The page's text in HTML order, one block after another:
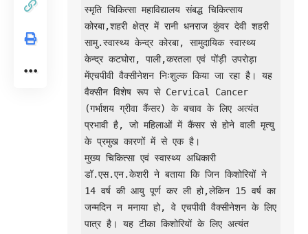
स्मृति चिकित्सा महाविद्यालय संबद्ध चिकित्साय
कोरबा,शहरी क्षेत्र में रानी धनराज कुंवर देवी शहरी
सामु.स्वास्थ्य केन्द्र कोरबा, सामुदायिक स्वास्थ्य
केन्द्र कटघोरा, पाली,करतला एवं पोंड़ी उपरोड़ा
मेंएचपीवी वैक्सीनेशन निःशुल्क किया जा रहा है। यह
वैक्सीन विशेष रूप से Cervical Cancer
(गर्भाशय ग्रीवा कैंसर) के बचाव के लिए अत्यंत
प्रभावी है, जो महिलाओं में कैंसर से होने वाली मृत्यु
के प्रमुख कारणों में से एक है।
मुख्य चिकित्सा एवं स्वास्थ्य अधिकारी
डॉ.एस.एन.केशरी ने बताया कि जिन किशोरियों ने
14 वर्ष की आयु पूर्ण कर ली हो,लेकिन 15 वर्ष का
जन्मदिन न मनाया हो, वे एचपीवी वैक्सीनेशन के लिए
पात्र है। यह टीका किशोरियों के लिए अत्यंत